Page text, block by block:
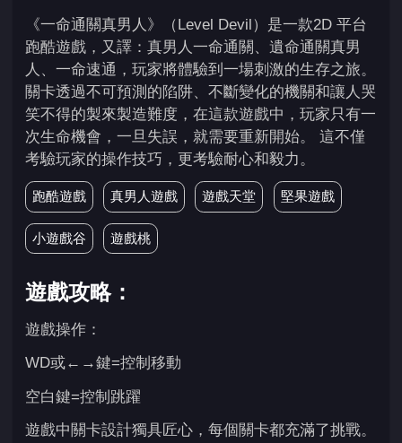
《一命通關真男人》（Level Devil）是一款2D 平台
跑酷遊戲，又譯：真男人一命通關、遺命通關真男
人、一命速通，玩家將體驗到一場刺激的生存之旅。
關卡透過不可預測的陷阱、不斷變化的機關和讓人哭
笑不得的製來製造難度，在這款遊戲中，玩家只有一
次生命機會，一旦失誤，就需要重新開始。 這不僅
考驗玩家的操作技巧，更考驗耐心和毅力。
跑酷遊戲 真男人遊戲 遊戲天堂 堅果遊戲
小遊戲谷 遊戲桃
遊戲攻略：
遊戲操作：
WD或←→鍵=控制移動
空白鍵=控制跳躍
遊戲中關卡設計獨具匠心，每個關卡都充滿了挑戰。